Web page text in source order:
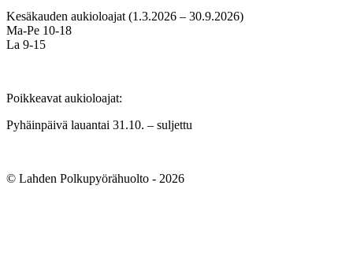
Kesäkauden aukioloajat (1.3.2026 – 30.9.2026)
Ma-Pe 10-18
La 9-15
Poikkeavat aukioloajat:
Pyhäinpäivä lauantai 31.10. – suljettu
© Lahden Polkupyörähuolto - 2026